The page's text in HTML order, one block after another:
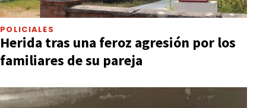
POLICIALES
Herida tras una feroz agresión por los
familiares de su pareja